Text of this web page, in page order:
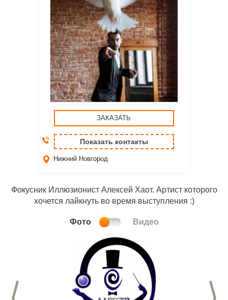
ЗАКАЗАТЬ
Показать контакты
Нижний Новгород
Фокусник Иллюзионист Алексей Хаот. Артист которого
хочется лайкнуть во время выступления :)
Фото Видео
Предыдущий слайд